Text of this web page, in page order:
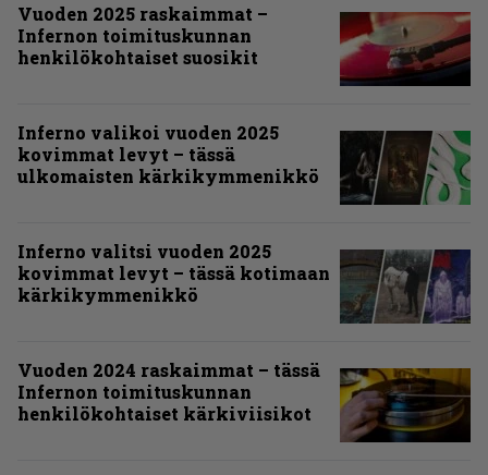
Vuoden 2025 raskaimmat –
Infernon toimituskunnan
henkilökohtaiset suosikit
Inferno valikoi vuoden 2025
kovimmat levyt – tässä
ulkomaisten kärkikymmenikkö
Inferno valitsi vuoden 2025
kovimmat levyt – tässä kotimaan
kärkikymmenikkö
Vuoden 2024 raskaimmat – tässä
Infernon toimituskunnan
henkilökohtaiset kärkiviisikot